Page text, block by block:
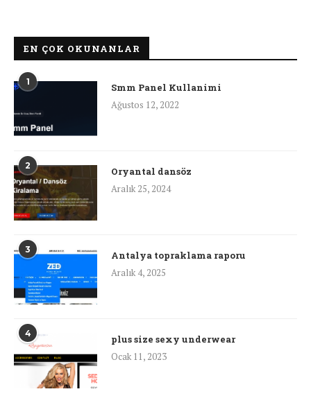
EN ÇOK OKUNANLAR
1
Smm Panel Kullanimi
Ağustos 12, 2022
2
Oryantal dansöz
Aralık 25, 2024
3
Antalya topraklama raporu
Aralık 4, 2025
4
plus size sexy underwear
Ocak 11, 2023